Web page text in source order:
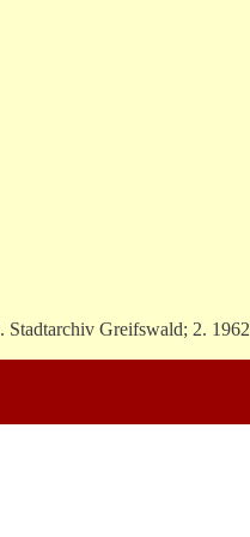
Stadtarchiv Greifswald; 2. 1962